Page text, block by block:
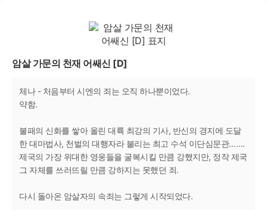
암살 가문의 천재 어쌔신 [D]
체나 - 처음부터 시엔의 죄는 오직 하나뿐이었다.
약함.
불패의 신화를 쌓아 올린 대륙 최강의 기사, 반신의 경지에 도달
한 대마법사, 천벌의 대행자라 불리는 최고 수석 이단심문관…….
제국의 가장 위대한 영웅들을 굴복시킬 만큼 강했지만, 정작 제국
그 자체를 쓰러뜨릴 만큼 강하지는 못했던 죄.
다시 돌아온 암살자의 속죄는 그렇게 시작되었다.